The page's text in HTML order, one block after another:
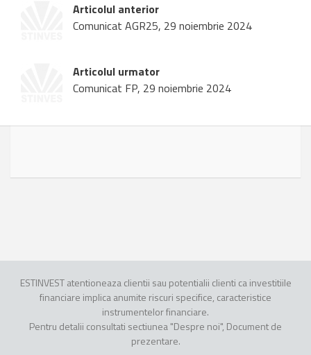
Articolul anterior
Comunicat AGR25, 29 noiembrie 2024
Articolul urmator
Comunicat FP, 29 noiembrie 2024
ESTINVEST atentioneaza clientii sau potentialii clienti ca investitiile
financiare implica anumite riscuri specifice, caracteristice
instrumentelor financiare.
Pentru detalii consultati sectiunea "Despre noi", Document de
prezentare.